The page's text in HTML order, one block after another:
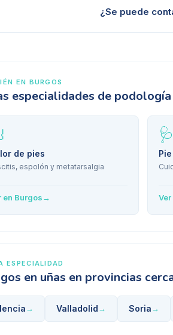
¿Se puede
EN BURGOS
especialidades de podología
de pies
espolón y metatarsalgia
en Burgos→
🩺
Ver
ESPECIALIDAD
en uñas en provincias
→ Valladolid → Soria →